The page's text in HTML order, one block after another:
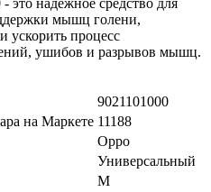
- это надежное средство для
мышц голени,
ускорить процесс
ушибов и разрывов мышц.
9021101000
на Маркете 11188
Oppo
Универсальный
M